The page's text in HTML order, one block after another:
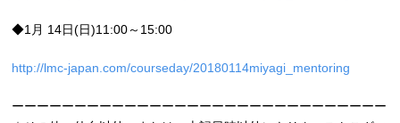
◆1月 14日(日)11:00～15:00
http://lmc-japan.com/courseday/20180114miyagi_mentoring
ーーーーーーーーーーーーーーーーーーーーーーーーーーーーーー